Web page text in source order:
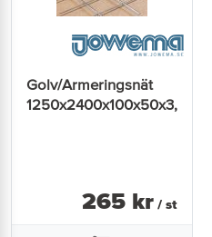
Golv/Armeringsnät
1250x2400x100x50x3,0mm
265 kr / st